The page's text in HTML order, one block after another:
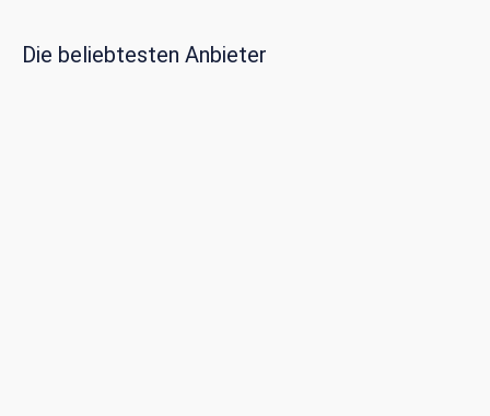
Die beliebtesten Anbieter